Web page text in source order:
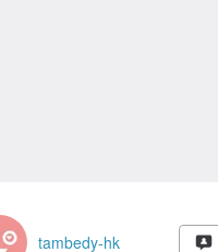
tambedy-hk